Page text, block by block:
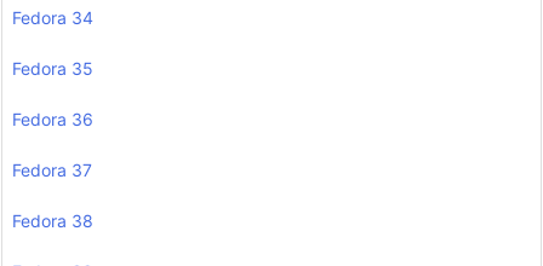
Fedora 34
Fedora 35
Fedora 36
Fedora 37
Fedora 38